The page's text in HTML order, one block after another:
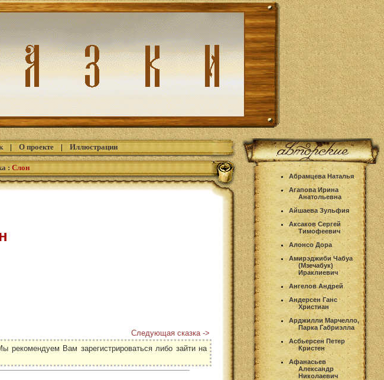
| О проекте| Иллюстрации
: Слон
Следующая сказка ->
Вам зарегистрироваться либо зайти на
Абрамцева Наталья
Агапова Ирина
Анатольевна
Айшаева Зульфия
Аксаков Сергей
Тимофеевич
Алонсо Дора
Амирэджиби Чабуа
(Мзечабук)
Ираклиевич
Ангелов Андрей
Андерсен Ганс
Христиан
Арджилли Марчелло,
Парка Габриэлла
Асбьерсен Петер
Кристен
Афанасьев
Александр
Николаевич